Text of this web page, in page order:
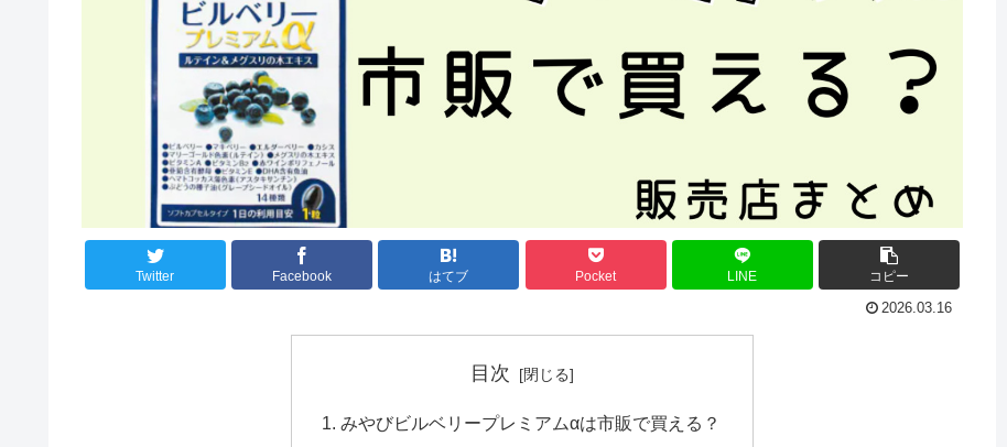
Twitter Facebook はてブ Pocket LINE コピー
2026.03.16
目次
みやびビルベリープレミアムαは市販で買える？